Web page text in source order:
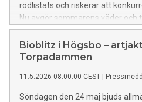
rödlistats och riskerar att
Nu avgör sommarens väder och
hur besvärlig situationen blir i
Bioblitz i Högsbo –
Torpadammen
11.5.2026 08:00:00 CEST
Söndagen den 24 maj bjuds